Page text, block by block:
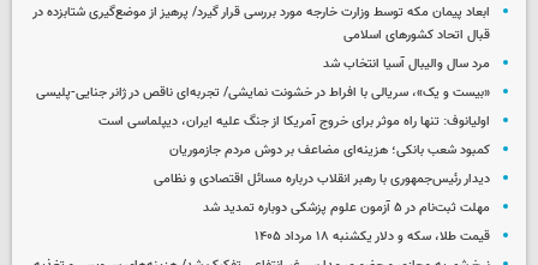
ابعاد پیمان مکه توسط وزارت خارجه مورد بررسی قرار گیرد/ پرهیز از موضع‌گیری شتابزده در
قبال اتحاد کشورهای اسلامی
مرد سال والیبال آسیا انتخاب شد
«بیست و یک»، سریالی با افراط در خشونت نمایشی/ تجربه‌ای ناقص در ژانر جنایی-پلیسی
اولیانوف: تنها راه موثر برای خروج آمریکا از جنگ علیه ایران، دیپلماسی است
کمبود شعب بانکی؛ هزینه‌ای مضاعف بر دوش مردم جازموریان
دیدار رئیس‌جمهوری با رهبر انقلاب درباره مسائل اقتصادی و نظامی
مهلت ثبت‌نام در ۵ آزمون علوم پزشکی دوباره تمدید شد
قیمت طلا، سکه و دلار یکشنبه ۱۸ مرداد ۱۴۰۵